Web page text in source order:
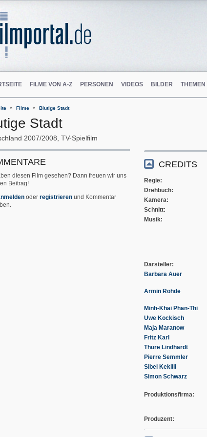
FILME VON A-Z PERSONEN VIDEOS BILDER THEMEN
Filme Blutige Stadt
Stadt
2007/2008 TV-Spielfilm
diesen Film gesehen? Dann freuen wir uns
Beitrag!
oder registrieren und Kommentar
CREDITS
Regie
Drehbuch
Kamera
Schnitt
Musik
Darsteller
Barbara Auer
Armin Rohde
Minh-Khai Phan-Thi
Uwe Kockisch
Maja Maranow
Fritz Karl
Thure Lindhardt
Pierre Semmler
Sibel Kekilli
Simon Schwarz
Produktionsfirma
Produzent